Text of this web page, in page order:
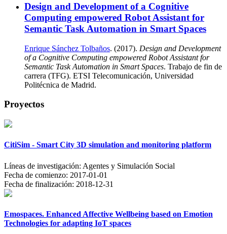
Design and Development of a Cognitive
Computing empowered Robot Assistant for
Semantic Task Automation in Smart Spaces
Enrique Sánchez Tolbaños. (2017). Design and Development
of a Cognitive Computing empowered Robot Assistant for
Semantic Task Automation in Smart Spaces. Trabajo de fin de
carrera (TFG). ETSI Telecomunicación, Universidad
Politécnica de Madrid.
Proyectos
CitiSim - Smart City 3D simulation and monitoring platform
Líneas de investigación: Agentes y Simulación Social
Fecha de comienzo: 2017-01-01
Fecha de finalización: 2018-12-31
Emospaces. Enhanced Affective Wellbeing based on Emotion
Technologies for adapting IoT spaces